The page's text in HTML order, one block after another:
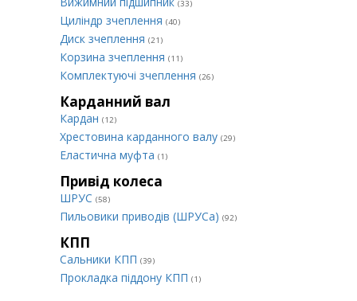
(33)
Циліндр зчеплення (40)
Диск зчеплення (21)
Корзина зчеплення (11)
Комплектуючі зчеплення (26)
Карданний вал
Кардан (12)
Хрестовина карданного валу (29)
Еластична муфта (1)
Привід колеса
ШРУС (58)
Пильовики приводів (ШРУСа) (92)
КПП
Сальники КПП (39)
Прокладка піддону КПП (1)